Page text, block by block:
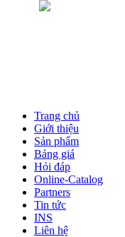
Trang chủ
Giới thiệu
Sản phẩm
Bảng giá
Hỏi đáp
Online-Catalog
Partners
Tin tức
INS
Liên hệ